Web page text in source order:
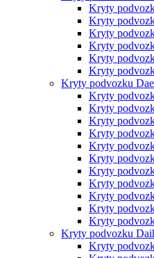
Kryty
Kryty
Kryty
Kryty
Kryty
Kryty
Kryty podvozku
Kryty
Kryty
Kryty
Kryty
Kryty
Kryty
Kryty
Kryty
Kryty
Kryty
Kryty
Kryty podvozku
Kryty